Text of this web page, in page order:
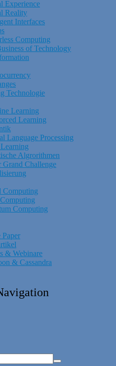
Experience
Reality
Interfaces
Computing
of Technology
Technologie
Learning
Learning
Language Processing
Algrorithmen
Grand Challenge
Computing
Computing
& Webinare
& Cassandra